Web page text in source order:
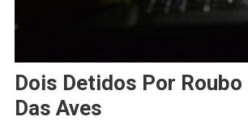
Dois Detidos Por Roubo
Das Aves